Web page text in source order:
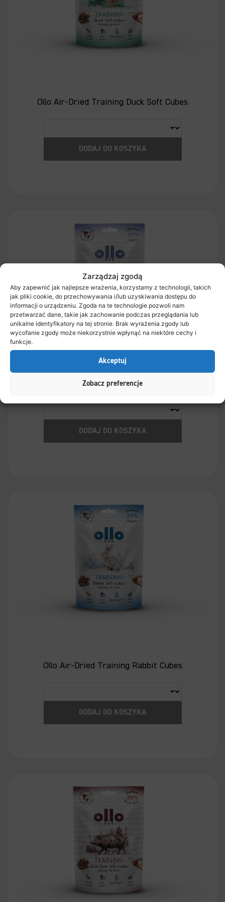
Zarządzaj zgodą
Aby zapewnić jak najlepsze wrażenia, korzystamy z technologii, takich
jak pliki cookie, do przechowywania i/lub uzyskiwania dostępu do
informacji o urządzeniu. Zgoda na te technologie pozwoli nam
przetwarzać dane, takie jak zachowanie podczas przeglądania lub
unikalne identyfikatory na tej stronie. Brak wyrażenia zgody lub
wycofanie zgody może niekorzystnie wpłynąć na niektóre cechy i
funkcje.
Akceptuj
Zobacz preferencje
Ollo Air-Dried Training Duck Soft Cubes
DODAJ DO KOSZYKA
Ollo Air-Dried Training Lamb Soft Cubes
DODAJ DO KOSZYKA
Ollo Air-Dried Training Rabbit Cubes
DODAJ DO KOSZYKA